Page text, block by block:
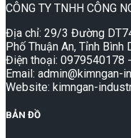
CÔNG TY TNHH CÔNG
Địa chỉ: 29/3 Đường
Phố Thuận An, Tỉnh Bình
Điện thoại: 0979540178
Email: admin@kimngan-
Website: kimngan-
BẢN ĐỒ